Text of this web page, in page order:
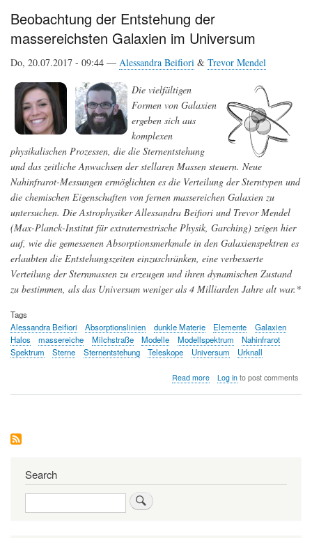
Exoplaneten
Beobachtung der Entstehung der
massereichsten Galaxien im Universum
Do, 20.07.2017 - 09:44 — Alessandra Beifiori & Trevor Mendel
Die vielfältigen
Formen von Galaxien
ergeben sich aus
komplexen
physikalischen Prozessen, die die Sternentstehung
und das zeitliche Anwachsen der stellaren Massen steuern. Neue
Nahinfrarot-Messungen ermöglichten es die Verteilung der Sterntypen und
die chemischen Eigenschaften von fernen massereichen Galaxien zu
untersuchen. Die Astrophysiker Allessandra Beifiori und Trevor Mendel
(Max-Planck-Institut für extraterrestrische Physik, Garching) zeigen hier
auf, wie die gemessenen Absorptionsmerkmale in den Galaxienspektren es
erlaubten die Entstehungszeiten einzuschränken, eine verbesserte
Verteilung der Sternmassen zu erzeugen und ihren dynamischen Zustand
zu bestimmen, als das Universum weniger als 4 Milliarden Jahre alt war.*
Tags
Alessandra Beifiori
Absorptionslinien dunkle Materie Elemente
Galaxien
Halos
massereiche Milchstraße Modelle Modellspektrum
Nahinfrarot
Spektrum
Sterne Sternentstehung Teleskope Universum Urknall
Read moreabout
Log into post comments
Search
Search